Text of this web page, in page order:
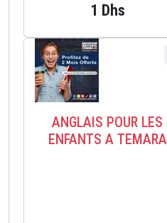
1 Dhs
ANGLAIS POUR LES
ENFANTS A TEMARA